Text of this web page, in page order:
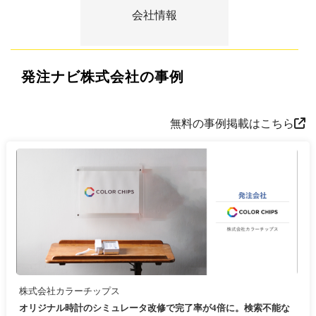
会社情報
発注ナビ株式会社の事例
無料の事例掲載はこちら
株式会社カラーチップス
オリジナル時計のシミュレータ改修で完了率が4倍に。検索不能な